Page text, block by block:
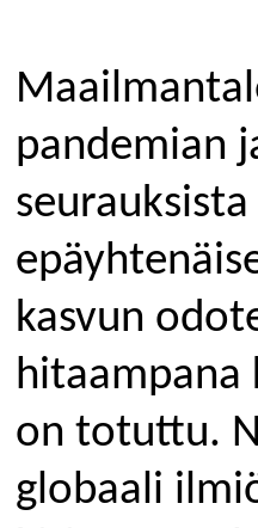
pandemian
kasvun
hitaampana
on totuttu.
globaali